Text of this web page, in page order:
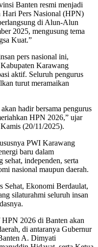
Banten resmi menjadi
Hari Pers Nasional (HPN)
di Alun-Alun
2025, mengusung tema
Kuat.”
pers nasional ini,
Karawang
aktif. Seluruh pengurus
turut meramaikan
hadir bersama pengurus
HPN 2026,” ujar
(20/11/2025).
PWI Karawang
baru dalam
independen, serta
nasional maupun daerah.
Sehat, Ekonomi Berdaulat,
silaturahmi seluruh insan
2026 di Banten akan
di antaranya Gubernur
A. Dimyati